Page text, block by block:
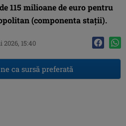
115 milioane de euro pentru
(componenta stații).
2026, 15:40
ca sursă preferată